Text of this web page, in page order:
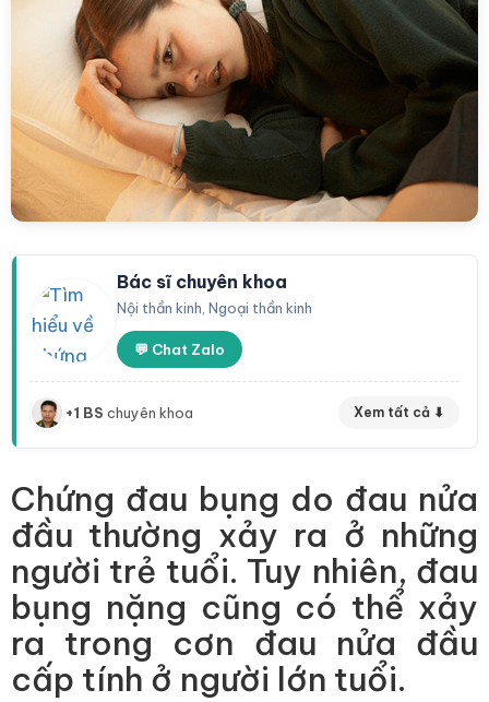
Bác sĩ chuyên khoa
Nội thần kinh, Ngoại thần kinh
💬 Chat Zalo
+1 BS chuyên khoa Xem tất cả ⬇
Chứng đau bụng do đau nửa
đầu thường xảy ra ở những
người trẻ tuổi. Tuy nhiên, đau
bụng nặng cũng có thể xảy
ra trong cơn đau nửa đầu
cấp tính ở người lớn tuổi.